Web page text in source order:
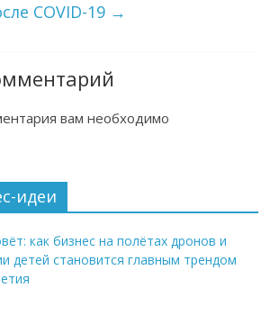
COVID-19 →
вам необходимо
идеи
как бизнес на полётах дронов и
детей становится главным трендом